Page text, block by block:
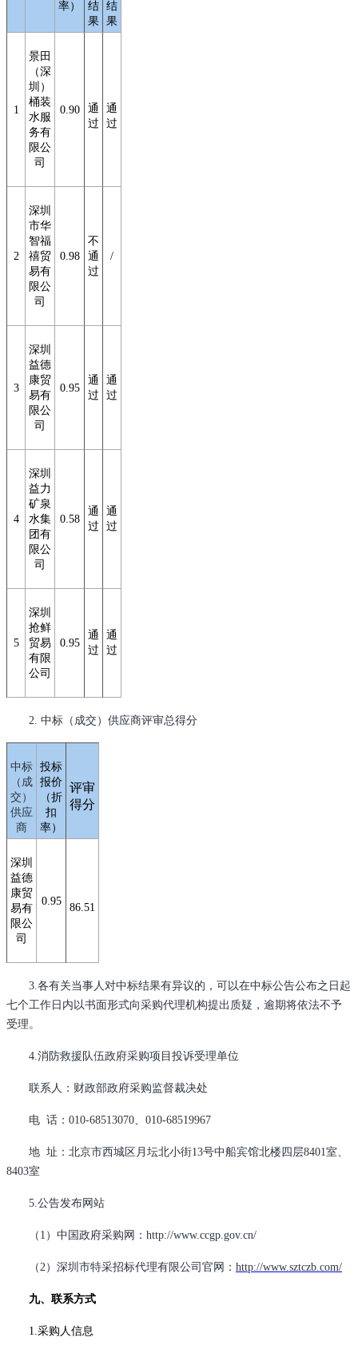
率）
结
果
结
果
1
景田
（深
圳）
桶装
水服
务有
限公
司
0.90
通
过
通
过
2
深圳
市华
智福
禧贸
易有
限公
司
0.98
不
通
过
/
3
深圳
益德
康贸
易有
限公
司
0.95
通
过
通
过
4
深圳
益力
矿泉
水集
团有
限公
司
0.58
通
过
通
过
5
深圳
抢鲜
贸易
有限
公司
0.95
通
过
通
过
2. 中标（成交）供应商评审总得分
中标
（成
交）
供应
商
投标
报价
（折
扣
率）
评审
得分
深圳
益德
康贸
易有
限公
司
0.95
86.51
3. 各有关当事人对中标结果有异议的，可以在中标公告公布之日起
七个工作日内以书面形式向采购代理机构提出质疑，逾期将依法不予
受理。
4. 消防救援队伍政府采购项目投诉受理单位
联系人：财政部政府采购监督裁决处
电 话：010-68513070、010-68519967
地 址：北京市西城区月坛北小街13号中船宾馆北楼四层8401室、
8403室
5. 公告发布网站
（1）中国政府采购网：http://www.ccgp.gov.cn/
（2）深圳市特采招标代理有限公司官网： http://www.sztczb.com/
九、联系方式
1. 采购人信息